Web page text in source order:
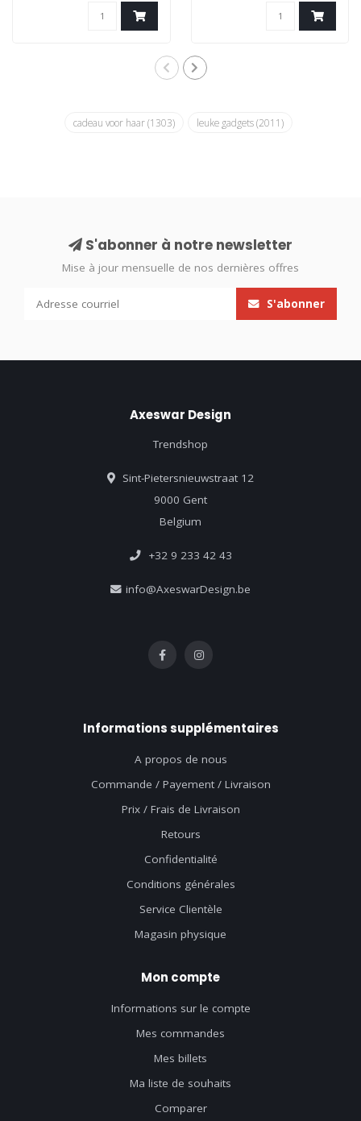
cadeau voor haar(1303) leuke gadgets(2011)
S'abonner à notre newsletter
Mise à jour mensuelle de nos dernières offres
S'abonner
Axeswar Design
Trendshop
Sint-Pietersnieuwstraat 12
9000 Gent
Belgium
+32 9 233 42 43
info@AxeswarDesign.be
Informations supplémentaires
A propos de nous
Commande / Payement / Livraison
Prix / Frais de Livraison
Retours
Confidentialité
Conditions générales
Service Clientèle
Magasin physique
Mon compte
Informations sur le compte
Mes commandes
Mes billets
Ma liste de souhaits
Comparer